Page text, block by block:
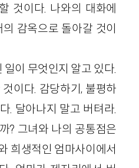
것이다. 나와의 대화에
감옥으로 돌아갈 것이
이 무엇인지 알고 있다.
이다. 감당하기, 불평하
. 달아나지 말고 버텨라.
? 그녀와 나의 공통점은
희생적인 엄마사이에서